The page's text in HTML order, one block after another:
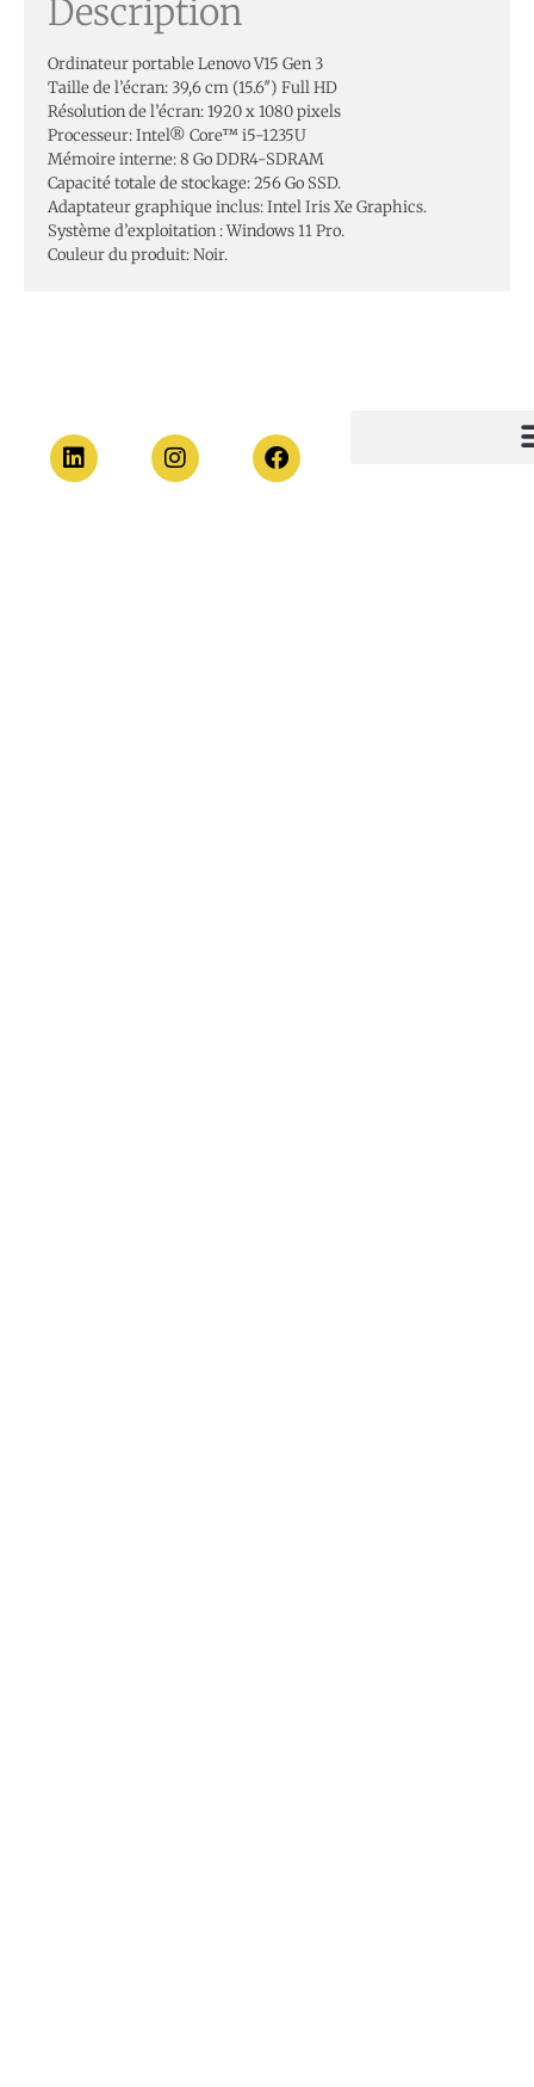
Description
Ordinateur portable Lenovo V15 Gen 3
Taille de l’écran: 39,6 cm (15.6″) Full HD
Résolution de l’écran: 1920 x 1080 pixels
Processeur: Intel® Core™ i5-1235U
Mémoire interne: 8 Go DDR4-SDRAM
Capacité totale de stockage: 256 Go SSD.
Adaptateur graphique inclus: Intel Iris Xe Graphics.
Système d’exploitation : Windows 11 Pro.
Couleur du produit: Noir.